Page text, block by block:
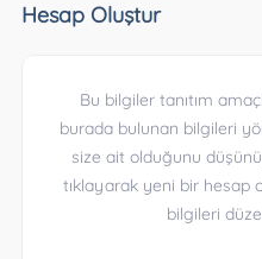
Hesap Oluştur
Bu bilgiler tanıtım
burada bulunan bilgileri
size ait olduğunu
tıklayarak yeni bir hesap
bilgileri